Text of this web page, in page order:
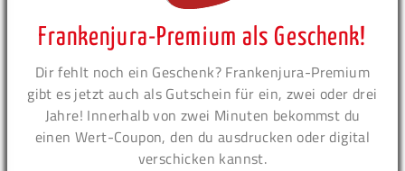
Frankenjura-Premium als Geschenk!
Dir fehlt noch ein Geschenk? Frankenjura-Premium
gibt es jetzt auch als Gutschein für ein, zwei oder drei
Jahre! Innerhalb von zwei Minuten bekommst du
einen Wert-Coupon, den du ausdrucken oder digital
verschicken kannst.